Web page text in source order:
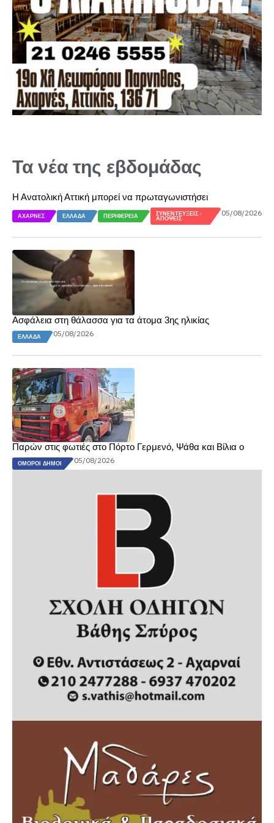
Τα νέα της εβδομάδας
Η Ανατολική Αττική μπορεί να πρωταγωνιστήσει
ΑΧΑΡΝΈΣ ΕΛΛΆΔΑ ΠΕΡΙΦΈΡΕΙΑ
ΣΥΝΕΝΤΕΎΞΕΙΣ -
ΑΠΌΨΕΙΣ
05/08/2026
Ασφάλεια στη θάλασσα για τα άτομα 3ης ηλικίας
ΕΛΛΆΔΑ 05/08/2026
Παρών στις φωτιές στο Πόρτο Γερμενό, Ψάθα και Βίλια ο
ΌΜΟΡΟΙ ΔΉΜΟΙ 05/08/2026